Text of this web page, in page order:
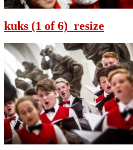
kuks (1 of 6)_resize